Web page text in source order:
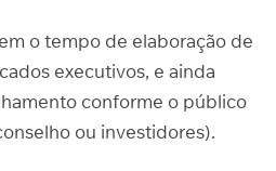
o tempo de elaboração de
executivos, e ainda
conforme o público
ou investidores).